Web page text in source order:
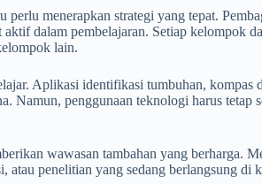
menerapkan strategi yang tepat.
dalam pembelajaran. Setiap kelompok
lain.
Aplikasi identifikasi tumbuhan, kompas
Namun, penggunaan teknologi harus tetap
wawasan tambahan yang berharga.
atau penelitian yang sedang berlangsung di